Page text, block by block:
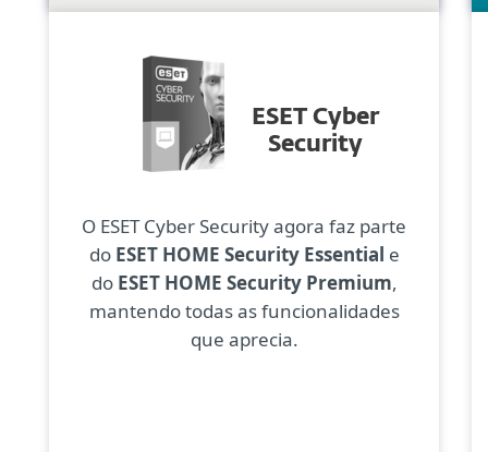
ESET Cyber
Security
O ESET Cyber Security agora faz parte
do ESET HOME Security Essential e
do ESET HOME Security Premium,
mantendo todas as funcionalidades
que aprecia.